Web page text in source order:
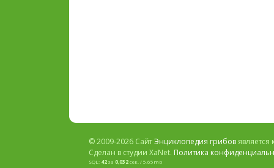
© 2009-2026 СайтЭнциклопедия грибов
Сделан в студии XaNet. Политика
SQL: 42за 0,032сек. / 5.65mb